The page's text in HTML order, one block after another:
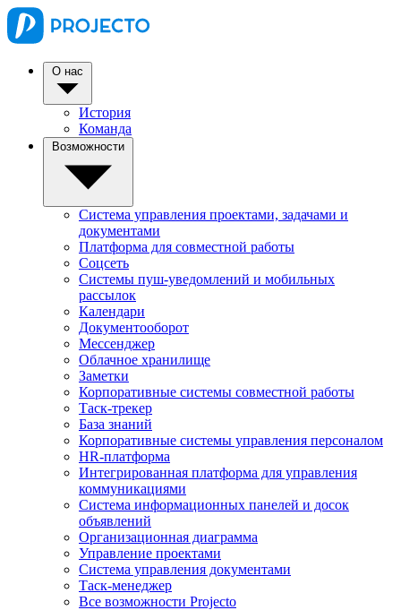
О нас
История
Команда
Возможности
Система управления проектами, задачами и
документами
Платформа для совместной работы
Соцсеть
Системы пуш-уведомлений и мобильных
рассылок
Календари
Документооборот
Мессенджер
Облачное хранилище
Заметки
Корпоративные системы совместной работы
Таск-трекер
База знаний
Корпоративные системы управления персоналом
HR-платформа
Интегрированная платформа для управления
коммуникациями
Система информационных панелей и досок
объявлений
Организационная диаграмма
Управление проектами
Система управления документами
Таск-менеджер
Все возможности Projecto